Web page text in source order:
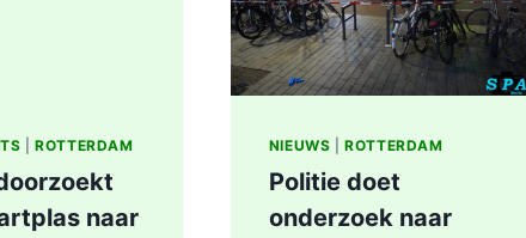
AAN
SLACHTHUISKADE
ROTTERDAM
|ROTTERDAM
naar
NIEUWS |ROTTERDAM
Politie doet
onderzoek naar